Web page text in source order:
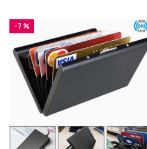
-7 %